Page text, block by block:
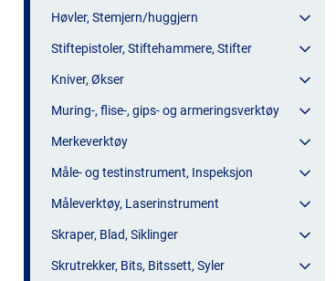
Høvler, Stemjern/huggjern
Stiftepistoler, Stiftehammere, Stifter
Kniver, Økser
Muring-, flise-, gips- og armeringsverktøy
Merkeverktøy
Måle- og testinstrument, Inspeksjon
Måleverktøy, Laserinstrument
Skraper, Blad, Siklinger
Skrutrekker, Bits, Bitssett, Syler